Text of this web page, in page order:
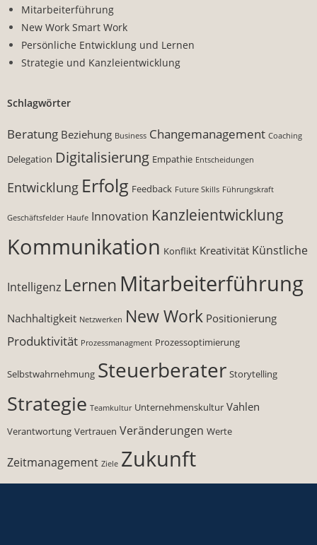
Mitarbeiterführung
New Work Smart Work
Persönliche Entwicklung und Lernen
Strategie und Kanzleientwicklung
Schlagwörter
Beratung Beziehung Business Changemanagement Coaching
Delegation Digitalisierung Empathie Entscheidungen
Entwicklung Erfolg Feedback Future Skills Führungskraft
Geschäftsfelder Haufe Innovation Kanzleientwicklung
Kommunikation Konflikt Kreativität Künstliche
Intelligenz Lernen Mitarbeiterführung
Nachhaltigkeit Netzwerken New Work Positionierung
Produktivität Prozessmanagment Prozessoptimierung
Selbstwahrnehmung Steuerberater Storytelling
Strategie Teamkultur Unternehmenskultur Vahlen
Verantwortung Vertrauen Veränderungen Werte
Zeitmanagement Ziele Zukunft